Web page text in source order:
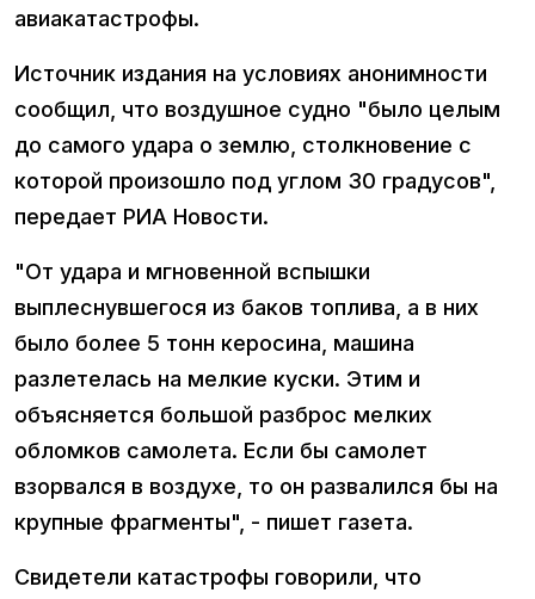
авиакатастрофы.
Источник издания на условиях анонимности
сообщил, что воздушное судно "было целым
до самого удара о землю, столкновение с
которой произошло под углом 30 градусов",
передает РИА Новости.
"От удара и мгновенной вспышки
выплеснувшегося из баков топлива, а в них
было более 5 тонн керосина, машина
разлетелась на мелкие куски. Этим и
объясняется большой разброс мелких
обломков самолета. Если бы самолет
взорвался в воздухе, то он развалился бы на
крупные фрагменты", - пишет газета.
Свидетели катастрофы говорили, что